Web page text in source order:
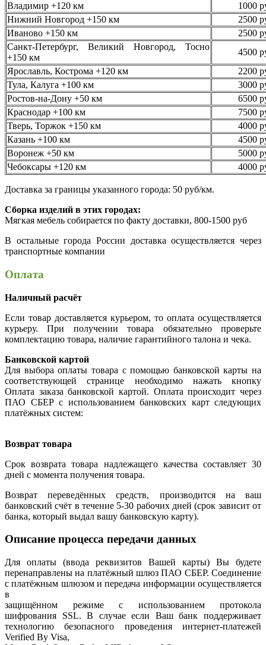
Владимир +120 км
1000
Нижний Новгород +150 км
2500
Иваново +150 км
2500
Санкт-Петербург, Великий Новгород, Тосно
+150 км
4500
Ярославль, Кострома +120 км
2200
Тула, Калуга +100 км
3000
Ростов-на-Дону +50 км
6500
Краснодар +100 км
7500
Тверь, Торжок +150 км
4000
Казань +100 км
4500
Воронеж +50 км
5000
Чебоксары +120 км
4000
Доставка за границы указанного города: 50 руб/км.
Сборка изделий в этих городах:
Мягкая мебель собирается по факту доставки, 800-1500 руб
В остальные города России доставка осуществляется через
транспортные компании
Оплата
Наличный расчёт
Если товар доставляется курьером, то оплата осуществляется
курьеру. При получении товара обязательно проверьте
комплектацию товара, наличие гарантийного талона и чека.
Банковской картой
Для выбора оплаты товара с помощью банковской карты на
соответствующей странице необходимо нажать кнопку
Оплата заказа банковской картой. Оплата происходит через
ПАО СБЕР с использованием банковских карт следующих
платёжных систем:
Возврат товара
Срок возврата товара надлежащего качества составляет 30
дней с момента получения товара.
Возврат переведённых средств, производится на ваш
банковский счёт в течение 5-30 рабочих дней (срок зависит от
банка, который выдал вашу банковскую карту).
Описание процесса передачи данных
Для оплаты (ввода реквизитов Вашей карты) Вы будете
перенаправлены на платёжный шлюз ПАО СБЕР. Соединение
с платёжным шлюзом и передача информации осуществляется
в
защищённом режиме с использованием протокола
шифрования SSL. В случае если Ваш банк поддерживает
технологию безопасного проведения интернет-платежей
Verified By Visa,